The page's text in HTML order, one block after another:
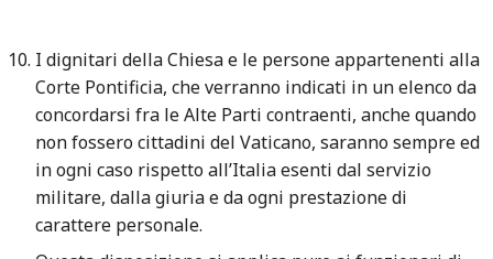
I dignitari della Chiesa e le persone appartenenti alla
Corte Pontificia, che verranno indicati in un elenco da
concordarsi fra le Alte Parti contraenti, anche quando
non fossero cittadini del Vaticano, saranno sempre ed
in ogni caso rispetto all’Italia esenti dal servizio
militare, dalla giuria e da ogni prestazione di
carattere personale.